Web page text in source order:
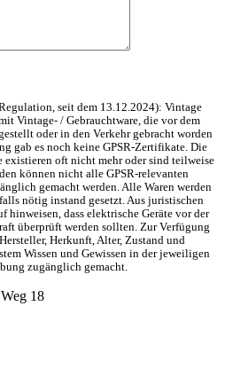
seit dem 13.12.2024): Vintage
Vintage- / Gebrauchtware, die vor dem
oder in den Verkehr gebracht worden
gab es noch keine GPSR-Zertifikate. Die
existieren oft nicht mehr oder sind teilweise
können nicht alle GPSR-relevanten
gemacht werden. Alle Waren werden
nötig instand gesetzt. Aus juristischen
hinweisen, dass elektrische Geräte vor der
überprüft werden sollten. Zur Verfügung
Herkunft, Alter, Zustand und
Wissen und Gewissen in der jeweiligen
zugänglich gemacht.
18